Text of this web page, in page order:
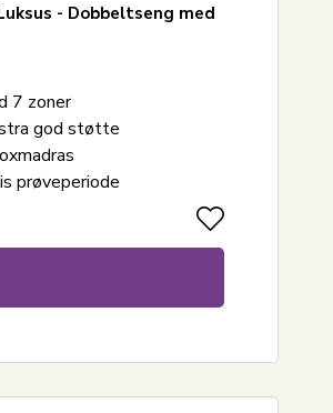
- Dobbeltseng med
7 zoner
god støtte
prøveperiode